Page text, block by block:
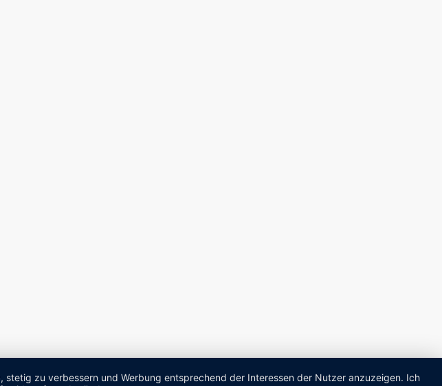
zu verbessern und Werbung entsprechend der Interessen der Nutzer anzuzeigen. Ich